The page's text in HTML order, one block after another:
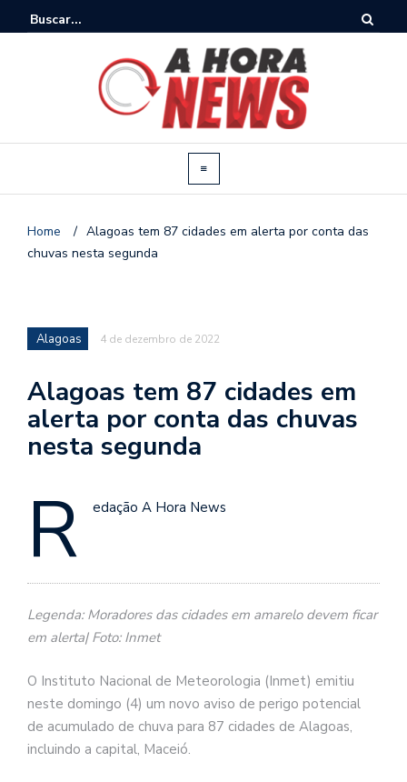
Home / Alagoas tem 87 cidades em alerta por conta das
chuvas nesta segunda
Alagoas 4 de dezembro de 2022
Alagoas tem 87 cidades em
alerta por conta das chuvas
nesta segunda
R edação A Hora News
Legenda: Moradores das cidades em amarelo devem ficar
em alerta| Foto: Inmet
O Instituto Nacional de Meteorologia (Inmet) emitiu
neste domingo (4) um novo aviso de perigo potencial
de acumulado de chuva para 87 cidades de Alagoas,
incluindo a capital, Maceió.